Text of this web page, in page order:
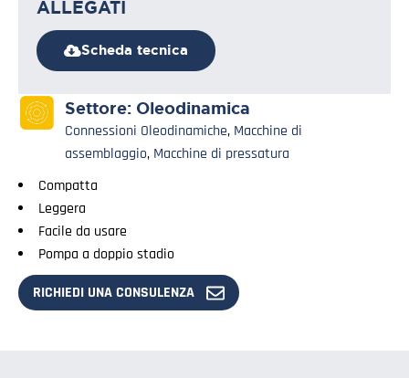
ALLEGATI
Scheda tecnica
Settore: Oleodinamica
Connessioni Oleodinamiche, Macchine di
assemblaggio, Macchine di pressatura
Compatta
Leggera
Facile da usare
Pompa a doppio stadio
RICHIEDI UNA CONSULENZA